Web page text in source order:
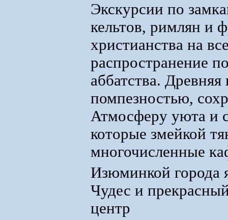
Экскурсии по
кельтов, римлян и
христианства на
распространение
аббатства.
помпезностью,
Атмосферу уюта и
которые змейкой
многочисленные
Изюминкой города
Чудес и
центр